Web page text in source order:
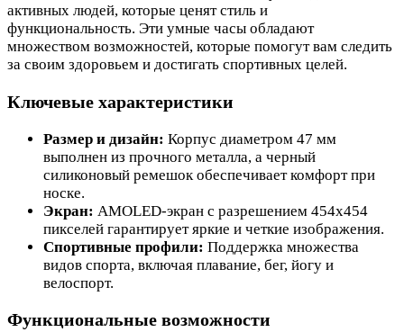
активных людей, которые ценят стиль и
функциональность. Эти умные часы обладают
множеством возможностей, которые помогут вам следить
за своим здоровьем и достигать спортивных целей.
Ключевые характеристики
Размер и дизайн: Корпус диаметром 47 мм
выполнен из прочного металла, а черный
силиконовый ремешок обеспечивает комфорт при
носке.
Экран: AMOLED-экран с разрешением 454x454
пикселей гарантирует яркие и четкие изображения.
Спортивные профили: Поддержка множества
видов спорта, включая плавание, бег, йогу и
велоспорт.
Функциональные возможности